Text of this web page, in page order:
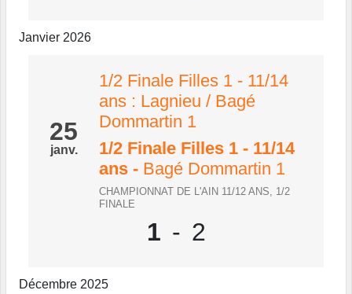
Janvier 2026
25
janv.
1/2 Finale Filles 1 - 11/14
ans : Lagnieu / Bagé
Dommartin 1
1/2 Finale Filles 1 - 11/14
ans - Bagé Dommartin 1
CHAMPIONNAT DE L'AIN 11/12 ANS, 1/2
FINALE
1 - 2
Décembre 2025